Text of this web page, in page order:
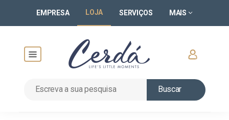
EMPRESA LOJA SERVIÇOS MAIS
Buscar